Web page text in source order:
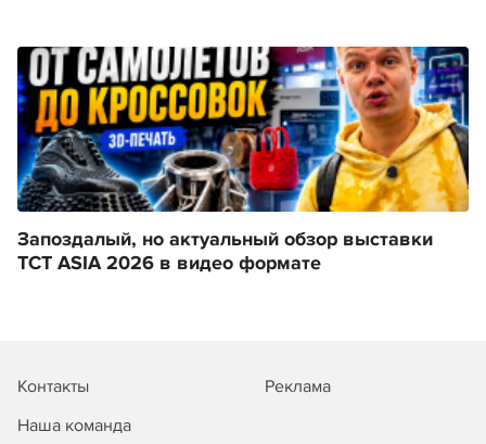
Запоздалый, но актуальный обзор выставки
TCT ASIA 2026 в видео формате
Контакты
Реклама
Наша команда